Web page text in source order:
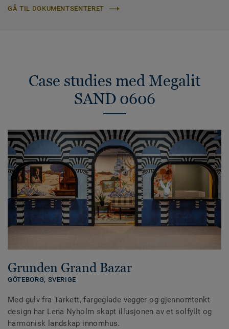
GÅ TIL DOKUMENTSENTERET
Case studies med Megalit
SAND 0606
Grunden Grand Bazar
GÖTEBORG, SVERIGE
Med gulv fra Tarkett, fargeglade vegger og gjennomtenkt
design har Lena Nyholm skapt illusjonen av et solfyllt og
harmonisk landskap innomhus.